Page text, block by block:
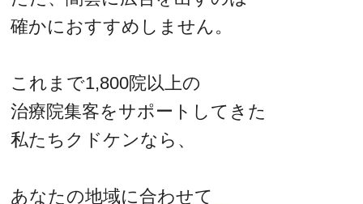
確かにおすすめしません。
これまで1,800院以上の
治療院集客をサポートしてきた
私たちクドケンなら、
あなたの地域に合わせて